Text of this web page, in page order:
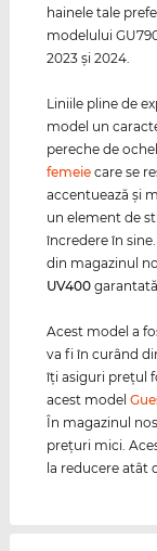
hainele tale
modelului
2023 şi 2024.
Liniile pline de
model un
pereche de
femeie care se
accentuează şi
un element de
încredere în
din magazinul
UV400
Acest model a
va fi în curând
îţi asiguri preţul
acest model
În magazinul
preţuri mici.
la reducere atât